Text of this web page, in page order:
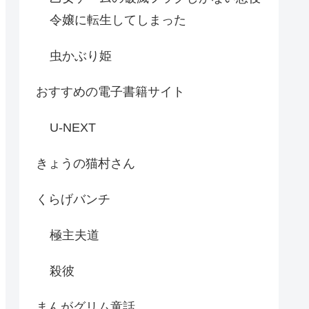
令嬢に転生してしまった
虫かぶり姫
おすすめの電子書籍サイト
U-NEXT
きょうの猫村さん
くらげバンチ
極主夫道
殺彼